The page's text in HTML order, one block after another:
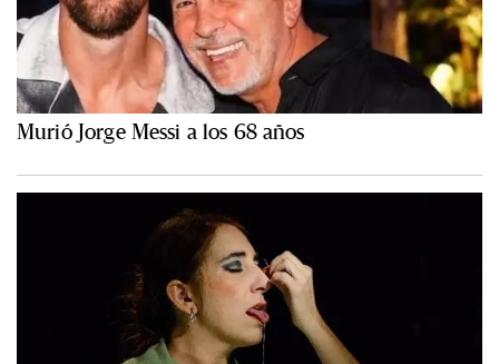
Murió Jorge Messi a los 68 años